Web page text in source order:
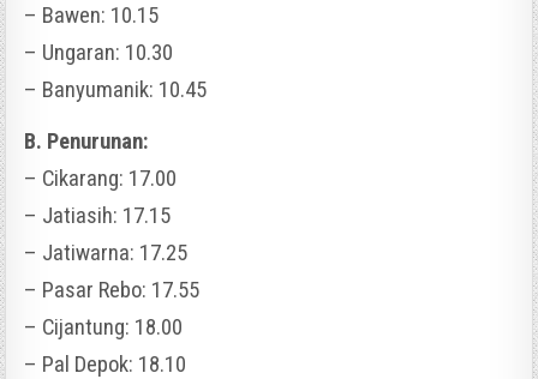
– Bawen: 10.15
– Ungaran: 10.30
– Banyumanik: 10.45
B. Penurunan:
– Cikarang: 17.00
– Jatiasih: 17.15
– Jatiwarna: 17.25
– Pasar Rebo: 17.55
– Cijantung: 18.00
– Pal Depok: 18.10